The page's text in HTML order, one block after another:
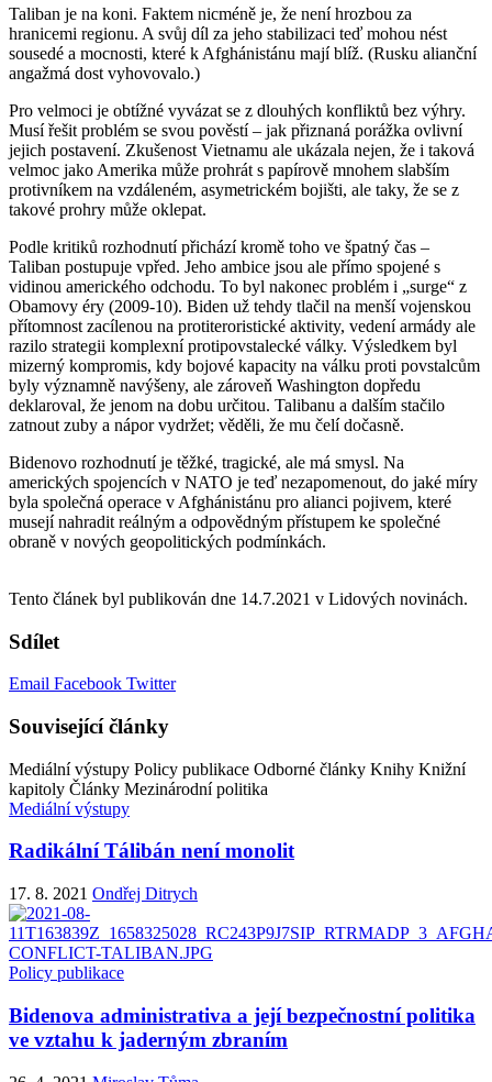
Taliban je na koni. Faktem nicméně je, že není hrozbou za
hranicemi regionu. A svůj díl za jeho stabilizaci teď mohou nést
sousedé a mocnosti, které k Afghánistánu mají blíž. (Rusku alianční
angažmá dost vyhovovalo.)
Pro velmoci je obtížné vyvázat se z dlouhých konfliktů bez výhry.
Musí řešit problém se svou pověstí – jak přiznaná porážka ovlivní
jejich postavení. Zkušenost Vietnamu ale ukázala nejen, že i taková
velmoc jako Amerika může prohrát s papírově mnohem slabším
protivníkem na vzdáleném, asymetrickém bojišti, ale taky, že se z
takové prohry může oklepat.
Podle kritiků rozhodnutí přichází kromě toho ve špatný čas –
Taliban postupuje vpřed. Jeho ambice jsou ale přímo spojené s
vidinou amerického odchodu. To byl nakonec problém i „surge“ z
Obamovy éry (2009-10). Biden už tehdy tlačil na menší vojenskou
přítomnost zacílenou na protiteroristické aktivity, vedení armády ale
razilo strategii komplexní protipovstalecké války. Výsledkem byl
mizerný kompromis, kdy bojové kapacity na válku proti povstalcům
byly významně navýšeny, ale zároveň Washington dopředu
deklaroval, že jenom na dobu určitou. Talibanu a dalším stačilo
zatnout zuby a nápor vydržet; věděli, že mu čelí dočasně.
Bidenovo rozhodnutí je těžké, tragické, ale má smysl. Na
amerických spojencích v NATO je teď nezapomenout, do jaké míry
byla společná operace v Afghánistánu pro alianci pojivem, které
musejí nahradit reálným a odpovědným přístupem ke společné
obraně v nových geopolitických podmínkách.
Tento článek byl publikován dne 14.7.2021 v Lidových novinách.
Sdílet
Email Facebook Twitter
Související články
Mediální výstupy Policy publikace Odborné články Knihy Knižní
kapitoly Články Mezinárodní politika
Mediální výstupy
Radikální Tálibán není monolit
17. 8. 2021 Ondřej Ditrych
Policy publikace
Bidenova administrativa a její bezpečnostní politika
ve vztahu k jaderným zbraním